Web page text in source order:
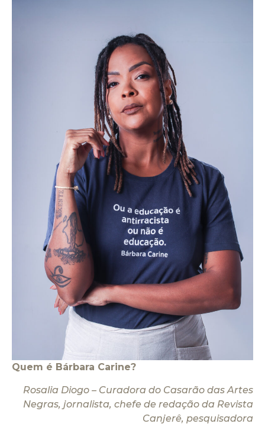
Quem é Bárbara Carine?
Rosalia Diogo – Curadora do Casarão das Artes
Negras, jornalista, chefe de redação da Revista
Canjerê, pesquisadora